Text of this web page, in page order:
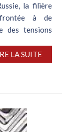
la filière
à de
des tensions
LA SUITE